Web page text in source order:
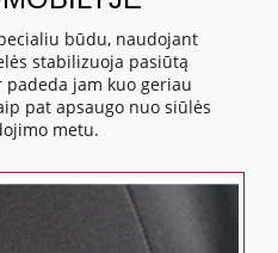
būdu, naudojant
stabilizuoja pasiūtą
jam kuo geriau
pat apsaugo nuo siūlės
metu.